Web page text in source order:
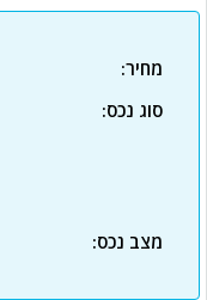
מחיר:
סוג נכס:
מצב נכס: